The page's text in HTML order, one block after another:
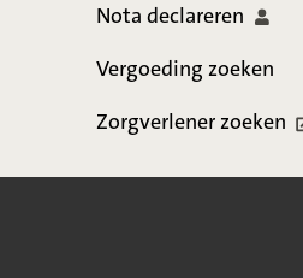
Nota declareren
Vergoeding zoeken
Zorgverlenerzoeken